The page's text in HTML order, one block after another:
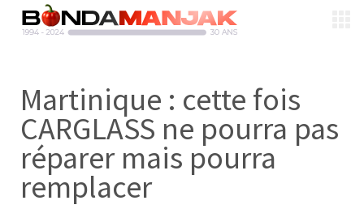
Martinique : cette fois
CARGLASS ne pourra pas
réparer mais pourra
remplacer